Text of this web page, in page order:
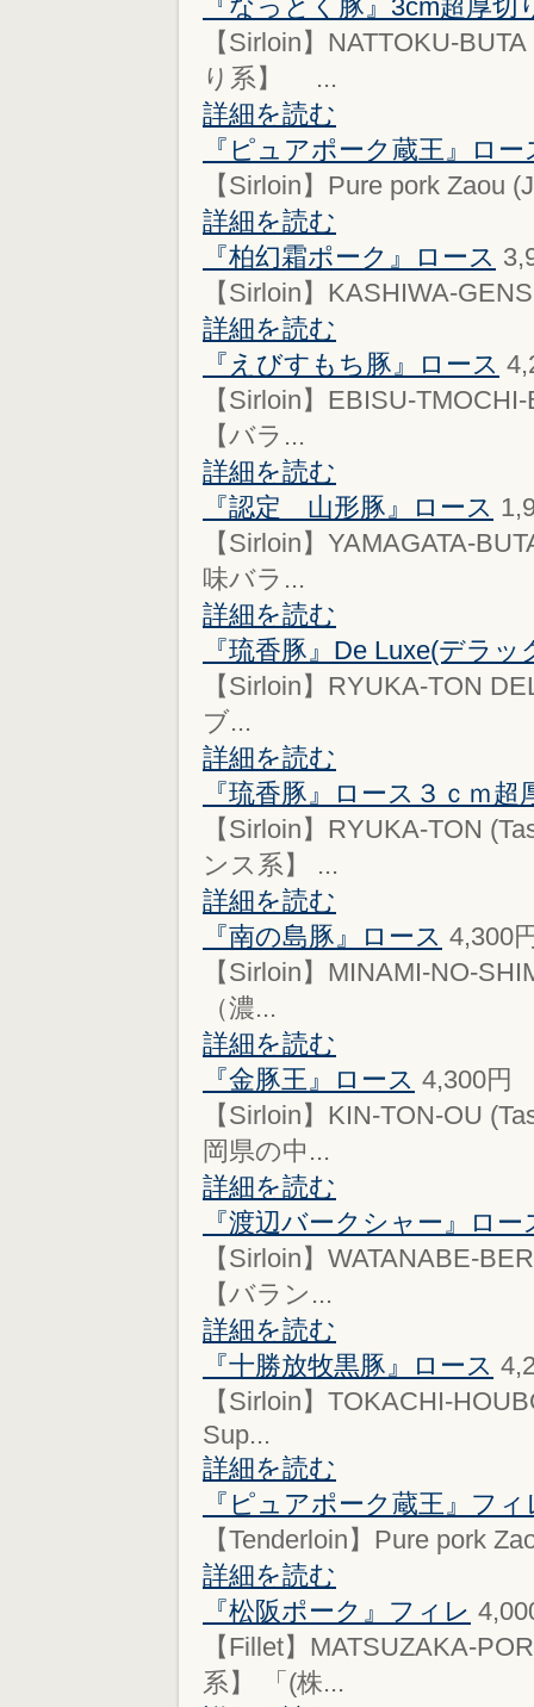
『なっとく豚』3cm超厚切
【Sirloin】NATTOKU-
り系】 ...
詳細を読む
『ピュアポーク蔵王』ロー
【Sirloin】Pure pork
詳細を読む
『柏幻霜ポーク』ロース
【Sirloin】KASHIWA-
詳細を読む
『えびすもち豚』ロース
【Sirloin】EBISU-
【バラ...
詳細を読む
『認定 山形豚』ロース
【Sirloin】YAMAGATA-
味バラ...
詳細を読む
『琉香豚』De Luxe(デラッ
【Sirloin】RYUKA-TON
ブ...
詳細を読む
『琉香豚』ロース３ｃｍ超
【Sirloin】RYUKA-TON
ンス系】 ...
詳細を読む
『南の島豚』ロース 4,300
【Sirloin】MINAMI-NO-
（濃...
詳細を読む
『金豚王』ロース 4,300円
【Sirloin】KIN-TON-OU
岡県の中...
詳細を読む
『渡辺バークシャー』ロー
【Sirloin】WATANABE-
【バラン...
詳細を読む
『十勝放牧黒豚』ロース
【Sirloin】TOKACHI-
Sup...
詳細を読む
『ピュアポーク蔵王』フィ
【Tenderloin】Pure pork
詳細を読む
『松阪ポーク』フィレ
【Fillet】MATSUZAKA-
系】 「(株...